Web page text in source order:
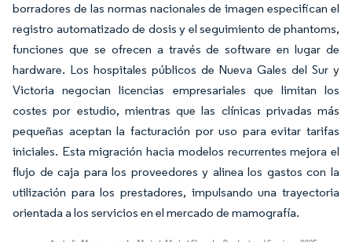
borradores de las normas nacionales de imagen especifican el
registro automatizado de dosis y el seguimiento de phantoms,
funciones que se ofrecen a través de software en lugar de
hardware. Los hospitales públicos de Nueva Gales del Sur y
Victoria negocian licencias empresariales que limitan los
costes por estudio, mientras que las clínicas privadas más
pequeñas aceptan la facturación por uso para evitar tarifas
iniciales. Esta migración hacia modelos recurrentes mejora el
flujo de caja para los proveedores y alinea los gastos con la
utilización para los prestadores, impulsando una trayectoria
orientada a los servicios en el mercado de mamografía.